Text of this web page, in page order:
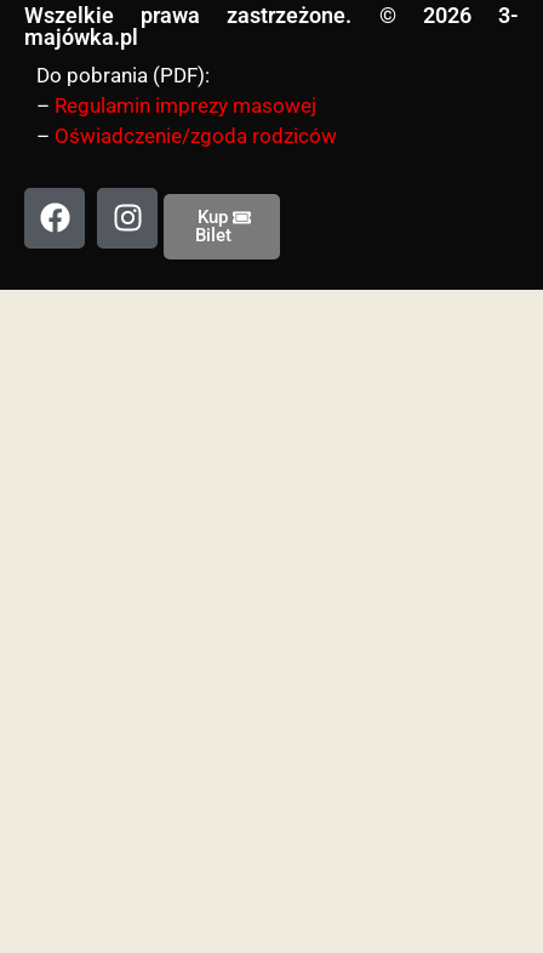
Wszelkie prawa zastrzeżone. © 2026 3-
majówka.pl​
Do pobrania (PDF):
– Regulamin imprezy masowej
– Oświadczenie/zgoda rodziców
Kup
Bilet